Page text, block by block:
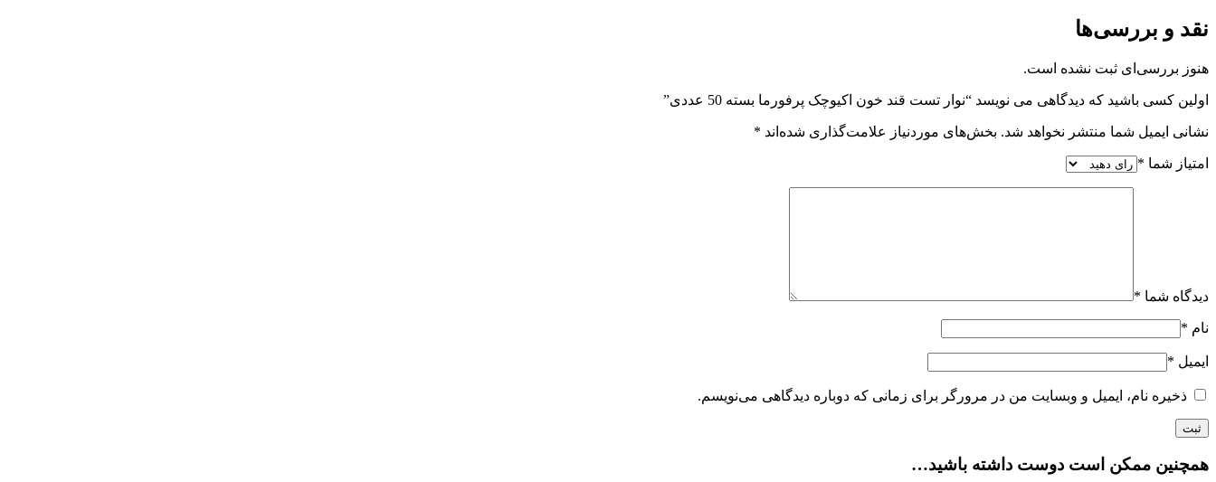
نقد و بررسی‌ها
هنوز بررسی‌ای ثبت نشده است.
اولین کسی باشید که دیدگاهی می نویسد “نوار تست قند خون اکیوچک پرفورما بسته 50 عددی”
نشانی ایمیل شما منتشر نخواهد شد. بخش‌های موردنیاز علامت‌گذاری شده‌اند *
امتیاز شما *
دیدگاه شما *
نام *
ایمیل *
ذخیره نام، ایمیل و وبسایت من در مرورگر برای زمانی که دوباره دیدگاهی می‌نویسم.
همچنین ممکن است دوست داشته باشید…